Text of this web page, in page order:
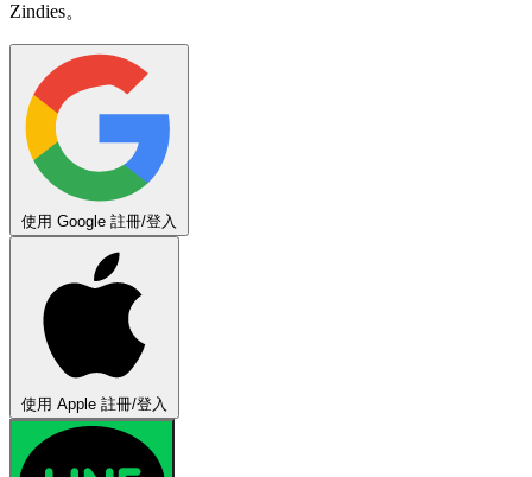
Zindies。
使用 Google 註冊/登入
使用 Apple 註冊/登入